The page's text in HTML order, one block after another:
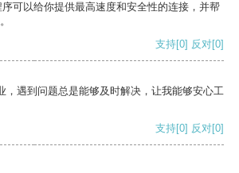
可以给你提供最高速度和安全性的连接，并帮
支持[0] 反对[0]
，遇到问题总是能够及时解决，让我能够安心工
支持[0] 反对[0]